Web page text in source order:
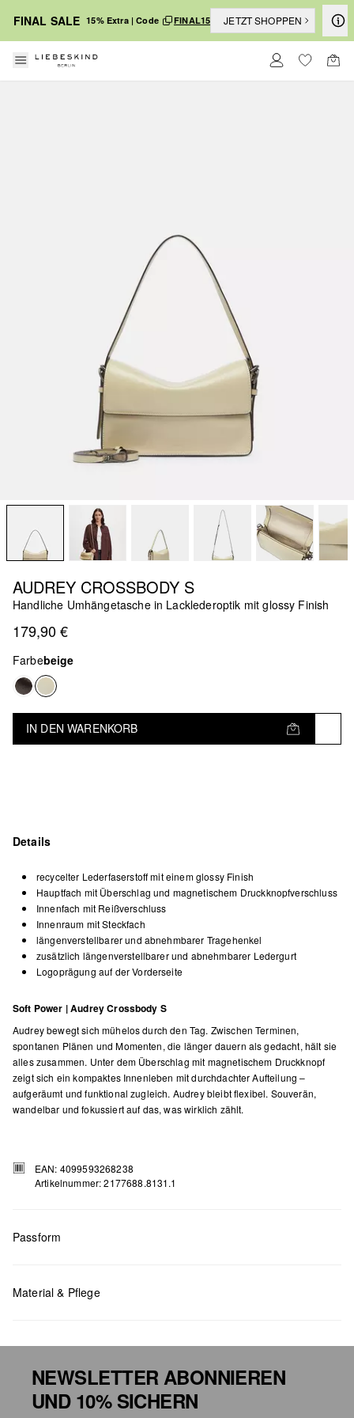
FINAL SALE 15% Extra | Code FINAL15 JETZT SHOPPEN
AUDREY CROSSBODY S
Handliche Umhängetasche in Lacklederoptik mit glossy Finish
179,90 €
Farbebeige
IN DEN WARENKORB
Details
recycelter Lederfaserstoff mit einem glossy Finish
Hauptfach mit Überschlag und magnetischem Druckknopfverschluss
Innenfach mit Reißverschluss
Innenraum mit Steckfach
längenverstellbarer und abnehmbarer Tragehenkel
zusätzlich längenverstellbarer und abnehmbarer Ledergurt
Logoprägung auf der Vorderseite
Soft Power | Audrey Crossbody S
Audrey bewegt sich mühelos durch den Tag. Zwischen Terminen,
spontanen Plänen und Momenten, die länger dauern als gedacht, hält sie
alles zusammen. Unter dem Überschlag mit magnetischem Druckknopf
zeigt sich ein kompaktes Innenleben mit durchdachter Aufteilung –
aufgeräumt und funktional zugleich. Audrey bleibt flexibel. Souverän,
wandelbar und fokussiert auf das, was wirklich zählt.
EAN: 4099593268238
Artikelnummer: 2177688.8131.1
Passform
H x B x T (cm): 15 x 25 x 8,5
Material & Pflege
NEWSLETTER ABONNIEREN
UND 10% SICHERN